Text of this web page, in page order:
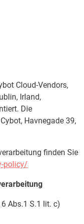
Cloud-Vendors,
Irland,
Die
Havnegade 39,
finden Sie
policy/
Abs.1 S.1 lit. c)